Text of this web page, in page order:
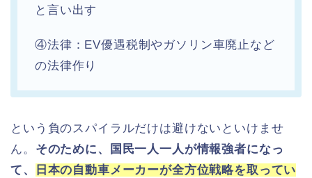
と言い出す
④法律：EV優遇税制やガソリン車廃止など
の法律作り
という負のスパイラルだけは避けないといけませ
ん。 そのために、国民一人一人が情報強者になっ
て、
日本の自動車メーカーが全方位戦略を取ってい